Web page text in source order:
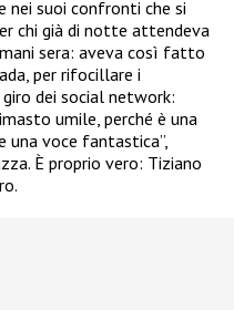
nei suoi confronti che si
chi già di notte attendeva
sera: aveva così fatto
per rifocillare i
dei social network:
umile, perché è una
una voce fantastica”,
È proprio vero: Tiziano